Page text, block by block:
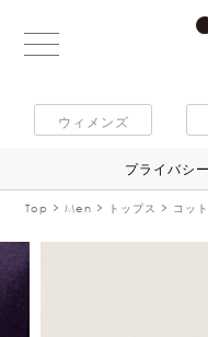
ウィメンズ
プライバシ
Top Men トップス コッ